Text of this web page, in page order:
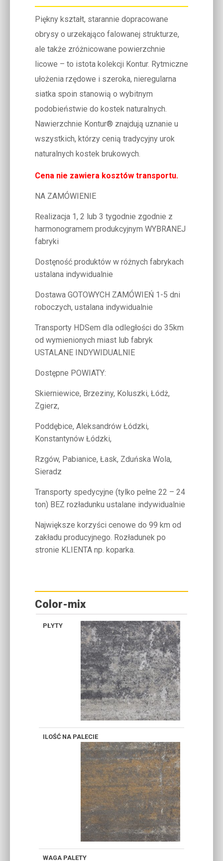
Piękny kształt, starannie dopracowane
obrysy o urzekająco falowanej strukturze,
ale także zróżnicowane powierzchnie
licowe – to istota kolekcji Kontur. Rytmiczne
ułożenia rzędowe i szeroka, nieregularna
siatka spoin stanowią o wybitnym
podobieństwie do kostek naturalnych.
Nawierzchnie Kontur® znajdują uznanie u
wszystkich, którzy cenią tradycyjny urok
naturalnych kostek brukowych.
Cena nie zawiera kosztów transportu.
NA ZAMÓWIENIE
Realizacja 1, 2 lub 3 tygodnie zgodnie z
harmonogramem produkcyjnym WYBRANEJ
fabryki
Dostęność produktów w różnych fabrykach
ustalana indywidualnie
Dostawa GOTOWYCH ZAMÓWIEŃ 1-5 dni
roboczych, ustalana indywidualnie
Transporty HDSem dla odległości do 35km
od wymienionych miast lub fabryk
USTALANE INDYWIDUALNIE
Dostępne POWIATY:
Skierniewice, Brzeziny, Koluszki, Łódż,
Zgierz,
Poddębice, Aleksandrów Łódzki,
Konstantynów Łódzki,
Rzgów, Pabianice, Łask, Zduńska Wola,
Sieradz
Transporty spedycyjne (tylko pełne 22 – 24
ton) BEZ rozładunku ustalane indywidualnie
Największe korzyści cenowe do 99 km od
zakładu producyjnego. Rozładunek po
stronie KLIENTA np. koparka.
Color-mix
WAPIEŃ
DEWOŃSKI
WAPIEŃ
MUSZLOWY
CAPPUCINO